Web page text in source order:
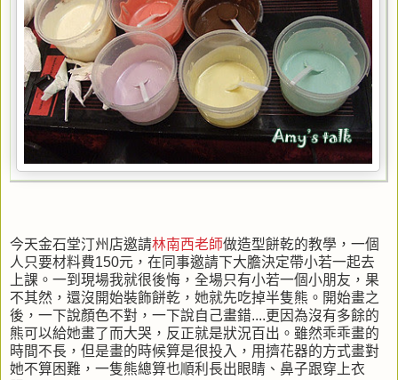
今天金石堂汀州店邀請林南西老師做造型餅乾的教學，一個
人只要材料費150元，在同事邀請下大膽決定帶小若一起去
上課。一到現場我就很後悔，全場只有小若一個小朋友，果
不其然，還沒開始裝飾餅乾，她就先吃掉半隻熊。開始畫之
後，一下說顏色不對，一下說自己畫錯....更因為沒有多餘的
熊可以給她畫了而大哭，反正就是狀況百出。雖然乖乖畫的
時間不長，但是畫的時候算是很投入，用擠花器的方式畫對
她不算困難，一隻熊總算也順利長出眼睛、鼻子跟穿上衣